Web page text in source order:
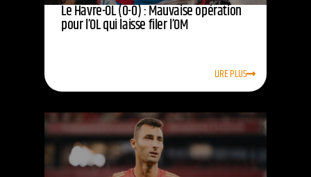
Le Havre-OL (0-0) : Mauvaise opération
pour l’OL qui laisse filer l’OM
LIRE PLUS